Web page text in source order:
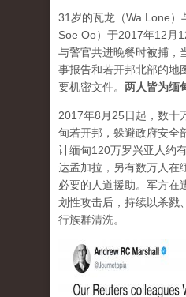
31岁的瓦龙（Wa Lone）
Soe Oo）于2017年12月
与警官共进晚餐时被捕，
事报告和若开邦北部的地
要机密文件。 两人皆为缅
2017年8月25日起，数十
甸若开邦，躲避政府安全
计缅甸120万罗兴亚人约
达孟加拉，另有数万人在
必要的人道援助。军方在
划性攻击后，持续以杀戮
行族群清洗。